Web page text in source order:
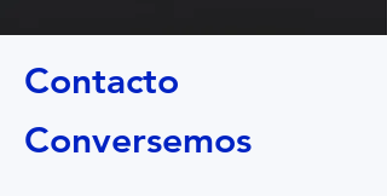
Contacto
Conversemos